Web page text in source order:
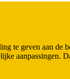
te geven aan de
aanpassingen.